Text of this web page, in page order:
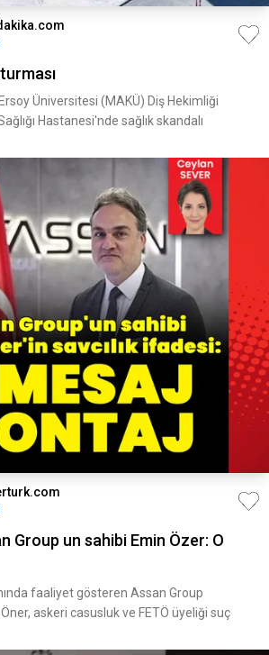
Üniversitesi (MAKÜ) Diş Hekimliği
Hastanesi'nde sağlık skandalı
Group un sahibi Emin Özer: O
faaliyet gösteren Assan Group
askeri casusluk ve FETÖ üyeliği suç